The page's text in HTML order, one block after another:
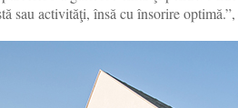
sau activităţi, însă cu însorire